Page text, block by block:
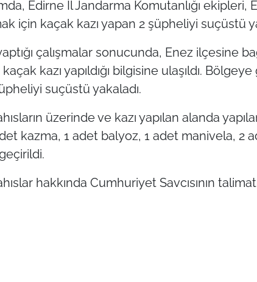
Edirne İl Jandarma Komutanlığı ekipleri,
için kaçak kazı yapan 2 şüpheliyi suçüstü
çalışmalar sonucunda, Enez ilçesine
kazı yapıldığı bilgisine ulaşıldı.
suçüstü yakaladı.
üzerinde ve kazı yapılan alanda
kazma, 1 adet balyoz, 1 adet manivela, 2
hakkında Cumhuriyet Savcısının